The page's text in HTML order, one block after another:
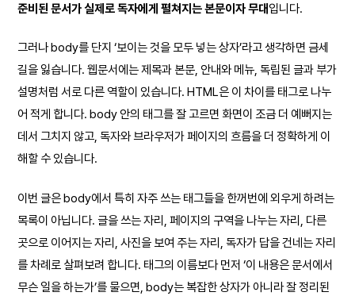
준비된 문서가 실제로 독자에게 펼쳐지는 본문이자 무대입니다.
그러나 body를 단지 ‘보이는 것을 모두 넣는 상자’라고 생각하면 금세
길을 잃습니다. 웹문서에는 제목과 본문, 안내와 메뉴, 독립된 글과 부가
설명처럼 서로 다른 역할이 있습니다. HTML은 이 차이를 태그로 나누
어 적게 합니다. body 안의 태그를 잘 고르면 화면이 조금 더 예뻐지는
데서 그치지 않고, 독자와 브라우저가 페이지의 흐름을 더 정확하게 이
해할 수 있습니다.
이번 글은 body에서 특히 자주 쓰는 태그들을 한꺼번에 외우게 하려는
목록이 아닙니다. 글을 쓰는 자리, 페이지의 구역을 나누는 자리, 다른
곳으로 이어지는 자리, 사진을 보여 주는 자리, 독자가 답을 건네는 자리
를 차례로 살펴보려 합니다. 태그의 이름보다 먼저 ‘이 내용은 문서에서
무슨 일을 하는가’를 물으면, body는 복잡한 상자가 아니라 잘 정리된